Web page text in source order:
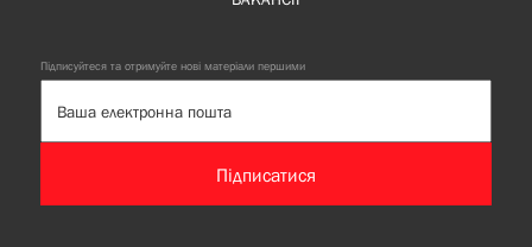
Підписуйтеся та отримуйте нові матеріали першими
Підписатися